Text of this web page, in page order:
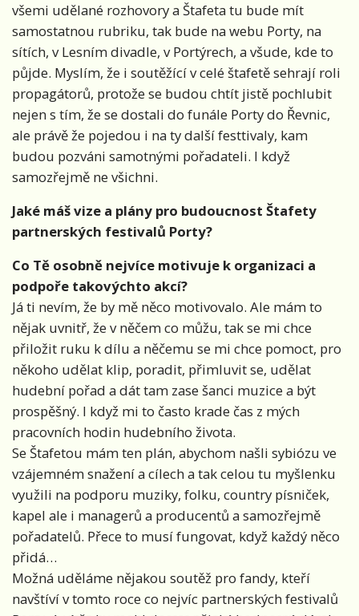
všemi udělané rozhovory a Štafeta tu bude mít
samostatnou rubriku, tak bude na webu Porty, na
sítích, v Lesním divadle, v Portýrech, a všude, kde to
půjde. Myslím, že i soutěžící v celé štafetě sehrají roli
propagátorů, protože se budou chtít jistě pochlubit
nejen s tím, že se dostali do funále Porty do Řevnic,
ale právě že pojedou i na ty další festtivaly, kam
budou pozváni samotnými pořadateli. I když
samozřejmě ne všichni.
Jaké máš vize a plány pro budoucnost Štafety
partnerských festivalů Porty?
Co Tě osobně nejvíce motivuje k organizaci a
podpoře takovýchto akcí?
Já ti nevím, že by mě něco motivovalo. Ale mám to
nějak uvnitř, že v něčem co můžu, tak se mi chce
přiložit ruku k dílu a něčemu se mi chce pomoct, pro
někoho udělat klip, poradit, přimluvit se, udělat
hudební pořad a dát tam zase šanci muzice a být
prospěšný. I když mi to často krade čas z mých
pracovních hodin hudebního života.
Se Štafetou mám ten plán, abychom našli sybiózu ve
vzájemném snažení a cílech a tak celou tu myšlenku
využili na podporu muziky, folku, country písniček,
kapel ale i managerů a producentů a samozřejmě
pořadatelů. Přece to musí fungovat, když každý něco
přidá…
Možná uděláme nějakou soutěž pro fandy, kteří
navštíví v tomto roce co nejvíc partnerských festivalů